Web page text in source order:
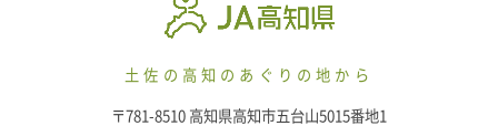
土佐の高知のあぐりの地から
〒781-8510 高知県高知市五台山5015番地1